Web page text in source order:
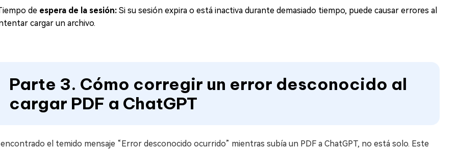
de espera de la sesión: Si su sesión expira o está inactiva durante demasiado tiempo, puede causar errores al
cargar un archivo.
Parte 3. Cómo corregir un error desconocido al
cargar PDF a ChatGPT
encontrado el temido mensaje “Error desconocido ocurrido” mientras subía un PDF a ChatGPT, no está solo. Este